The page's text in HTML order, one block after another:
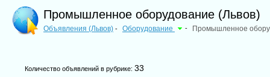
Промышленное оборудование (Львов)
Объявления (Львов) - Оборудование - Промышленное
Количество объявлений в рубрике: 33